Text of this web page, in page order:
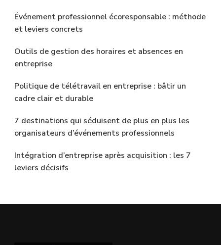
Événement professionnel écoresponsable : méthode
et leviers concrets
Outils de gestion des horaires et absences en
entreprise
Politique de télétravail en entreprise : bâtir un
cadre clair et durable
7 destinations qui séduisent de plus en plus les
organisateurs d’événements professionnels
Intégration d’entreprise après acquisition : les 7
leviers décisifs